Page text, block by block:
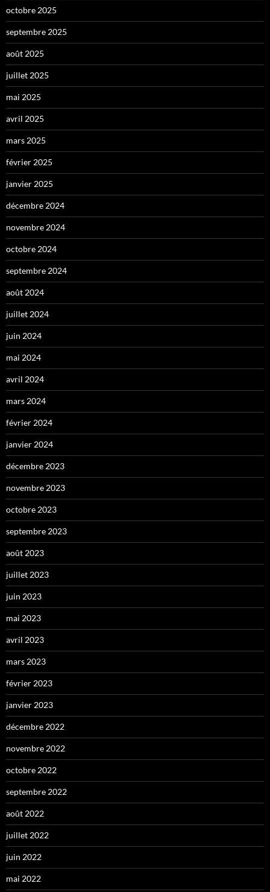
octobre 2025
septembre 2025
août 2025
juillet 2025
mai 2025
avril 2025
mars 2025
février 2025
janvier 2025
décembre 2024
novembre 2024
octobre 2024
septembre 2024
août 2024
juillet 2024
juin 2024
mai 2024
avril 2024
mars 2024
février 2024
janvier 2024
décembre 2023
novembre 2023
octobre 2023
septembre 2023
août 2023
juillet 2023
juin 2023
mai 2023
avril 2023
mars 2023
février 2023
janvier 2023
décembre 2022
novembre 2022
octobre 2022
septembre 2022
août 2022
juillet 2022
juin 2022
mai 2022